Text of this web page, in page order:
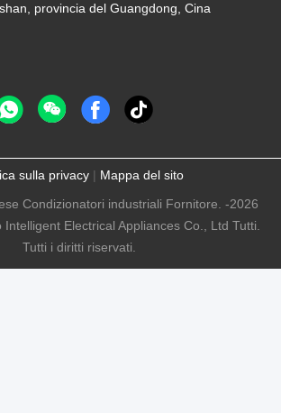
provincia del Guangdong, Cina
sulla privacy | Mappa del sito
Condizionatori industriali Fornitore. -2026
Electrical Appliances Co., Ltd Tutti.
Tutti i diritti riservati.